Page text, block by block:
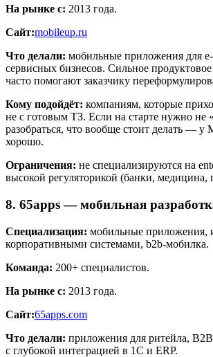
На рынке с: 2013 года.
Сайт:mobileup.ru
Что делали: мобильные приложения для
сервисных бизнесов. Сильное
часто помогают заказчику
Кому подойдёт: компаниям, которые
не с готовым ТЗ. Если на старте нужно не
разобраться, что вообще стоит делать — у
хорошо.
Ограничения: не специализируются на
высокой регуляторикой (банки, медицина,
8. 65apps — мобильная
Специализация: мобильные приложения,
корпоративными системами, b2b-мобилка.
Команда: 200+ специалистов.
На рынке с: 2013 года.
Сайт:65apps.com
Что делали: приложения для ритейла,
с глубокой интеграцией в 1С и ERP.